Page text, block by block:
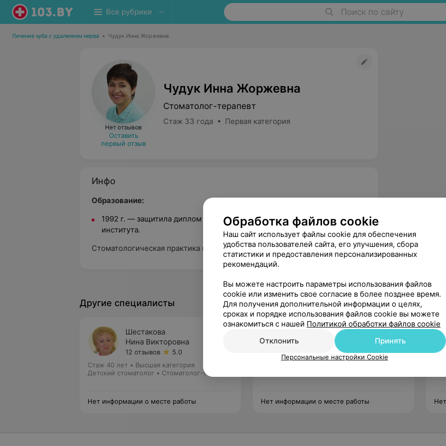
Все рубрики Поиск по сайту
Лечение зуба с удалением нерва • Чудук Инна Жоржевна
Нет отзывов
Оставить
первый отзыв
Чудук Инна Жоржевна
Стоматолог-терапевт
Стаж 33 года • Первая категория
Инфо
Образование:
1992 г. — защитила диплом Минского государственного медицинского
института.
Стоматологическая практика в г. Витебск с 1993 года.
Другие специалисты
Шестакова
Нина Викторовна
12 отзывов
5.0
Стаж 40 лет • Высшая категория
Детский стоматолог • Стоматолог-терапевт
Нет информации о месте работы
Сидоренко
Оксана Олеговна
Нет отзывов
Нет информации о месте работы
Обработка файлов cookie
Наш сайт использует файлы cookie для обеспечения
удобства пользователей сайта, его улучшения, сбора
статистики и предоставления персонализированных
рекомендаций.
Вы можете настроить параметры использования файлов
cookie или изменить свое согласие в более позднее время.
Для получения дополнительной информации о целях,
сроках и порядке использования файлов cookie вы можете
ознакомиться с нашей Политикой обработки файлов cookie
Отклонить
Принять
Персональные настройки Cookie